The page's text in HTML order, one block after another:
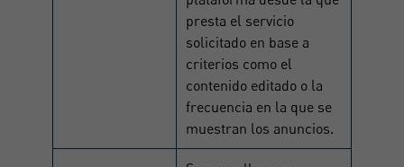
presta el servicio
solicitado en base a
criterios como el
contenido editado o la
frecuencia en la que se
muestran los anuncios.